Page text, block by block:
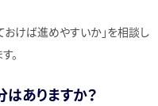
けば進めやすいか」を相談し
。
ありますか？